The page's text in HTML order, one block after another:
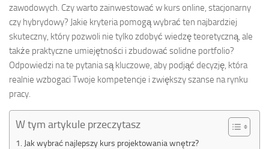
zawodowych. Czy warto zainwestować w kurs online, stacjonarny
czy hybrydowy? Jakie kryteria pomogą wybrać ten najbardziej
skuteczny, który pozwoli nie tylko zdobyć wiedzę teoretyczną, ale
także praktyczne umiejętności i zbudować solidne portfolio?
Odpowiedzi na te pytania są kluczowe, aby podjąć decyzję, która
realnie wzbogaci Twoje kompetencje i zwiększy szanse na rynku
pracy.
W tym artykule przeczytasz
Jak wybrać najlepszy kurs projektowania wnętrz?